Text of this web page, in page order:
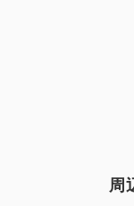
周